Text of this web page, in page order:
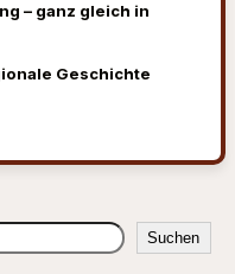
– ganz gleich in
Geschichte
Suchen